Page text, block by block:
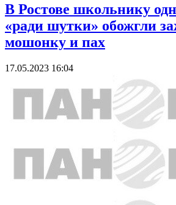
В Ростове школьнику
«ради шутки» обожгли
мошонку и пах
17.05.2023 16:04